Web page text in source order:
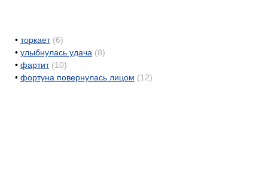
• торкает (6)
• улыбнулась удача (8)
• фартит (10)
• фортуна повернулась лицом (12)